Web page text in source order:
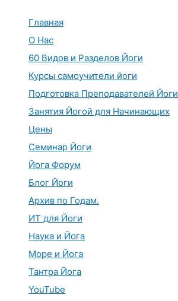
Главная
О Нас
60 Видов и Разделов Йоги
Курсы самоучители йоги
Подготовка Преподавателей Йоги
Занятия Йогой для Начинающих
Цены
Семинар Йоги
Йога Форум
Блог Йоги
Архив по Годам.
ИТ для Йоги
Наука и Йога
Море и Йога
Тантра Йога
YouTube